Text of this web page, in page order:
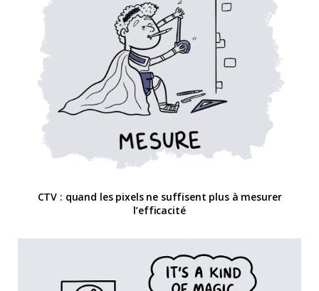
CTV : quand les pixels ne suffisent plus à mesurer
l’efficacité